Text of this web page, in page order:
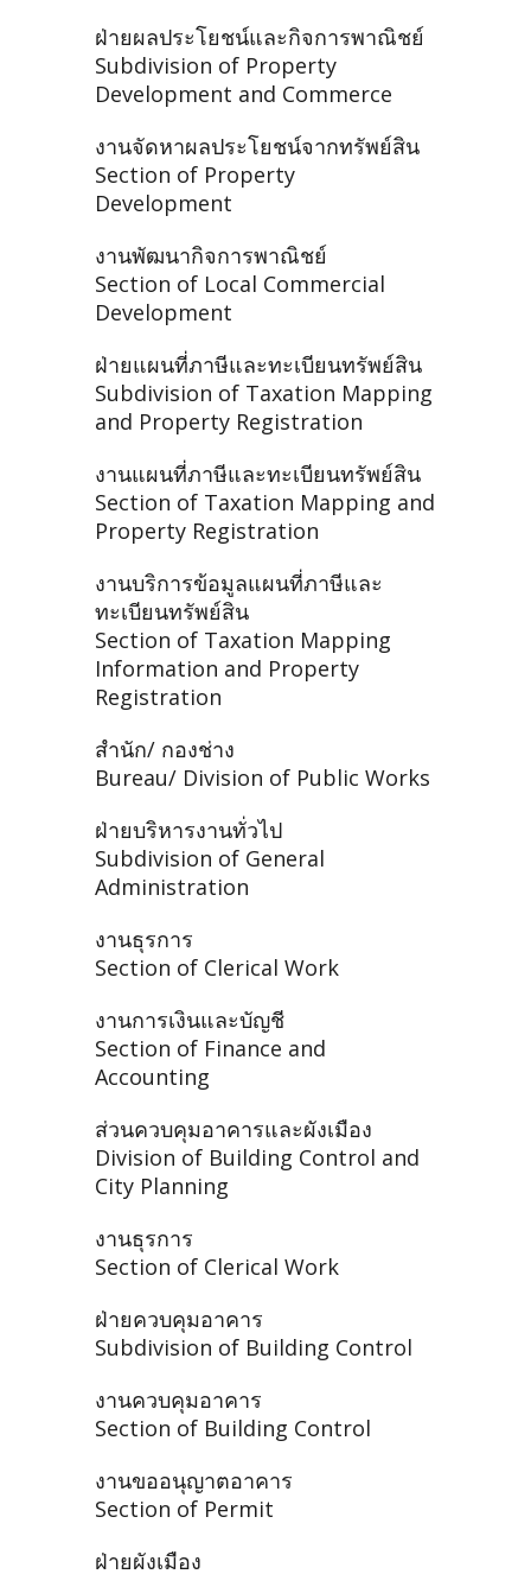
ฝ่ายผลประโยชน์และกิจการพาณิชย์
Subdivision of Property
Development and Commerce
งานจัดหาผลประโยชน์จากทรัพย์สิน
Section of Property
Development
งานพัฒนากิจการพาณิชย์
Section of Local Commercial
Development
ฝ่ายแผนที่ภาษีและทะเบียนทรัพย์สิน
Subdivision of Taxation Mapping
and Property Registration
งานแผนที่ภาษีและทะเบียนทรัพย์สิน
Section of Taxation Mapping and
Property Registration
งานบริการข้อมูลแผนที่ภาษีและ
ทะเบียนทรัพย์สิน
Section of Taxation Mapping
Information and Property
Registration
สำนัก/ กองช่าง
Bureau/ Division of Public Works
ฝ่ายบริหารงานทั่วไป
Subdivision of General
Administration
งานธุรการ
Section of Clerical Work
งานการเงินและบัญชี
Section of Finance and
Accounting
ส่วนควบคุมอาคารและผังเมือง
Division of Building Control and
City Planning
งานธุรการ
Section of Clerical Work
ฝ่ายควบคุมอาคาร
Subdivision of Building Control
งานควบคุมอาคาร
Section of Building Control
งานขออนุญาตอาคาร
Section of Permit
ฝ่ายผังเมือง